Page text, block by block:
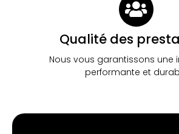
Qualité des
Nous vous garantissons une
performante et